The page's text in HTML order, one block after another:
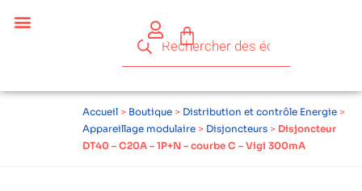
Accueil > Boutique > Distribution et contrôle Energie >
Appareillage modulaire > Disjoncteurs > Disjoncteur
DT40 – C20A – 1P+N – courbe C – Vigi 300mA